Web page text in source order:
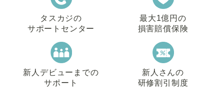
タスカジの
サポートセンター
最大1億円の
損害賠償保険
新人デビューまでの
サポート
新人さんの
研修割引制度